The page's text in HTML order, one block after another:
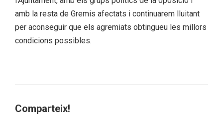
amb la resta de Gremis afectats i continuarem lluitant
per aconseguir que els agremiats obtingueu les millors
condicions possibles.
Comparteix!